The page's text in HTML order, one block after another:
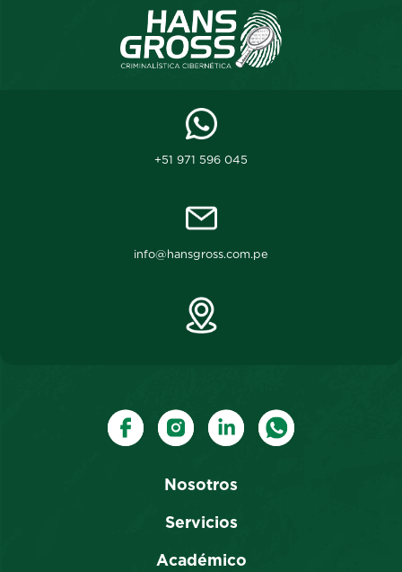
+51 971 596 045
info@hansgross.com.pe
Nosotros
Servicios
Académico